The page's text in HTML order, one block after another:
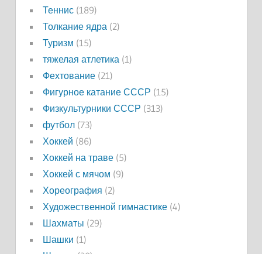
Теннис(189)
Толкание ядра (2)
Туризм (15)
тяжелая атлетика (1)
Фехтование(21)
Фигурное катание СССР (15)
Физкультурники СССР (313)
футбол(73)
Хоккей (86)
Хоккей на траве(5)
Хоккей с мячом (9)
Хореография (2)
Художественной гимнастике(4)
Шахматы (29)
Шашки (1)